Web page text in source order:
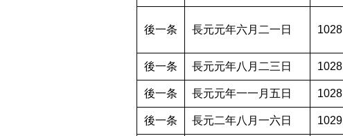
後一条 長元元年六月二一日 1028
後一条 長元元年八月二三日 1028
後一条 長元元年一一月五日 1028
後一条 長元二年八月一六日 1029